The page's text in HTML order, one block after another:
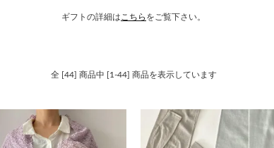
ギフトの詳細は こちら をご覧下さい。
全 [44] 商品中 [1-44] 商品を表示しています